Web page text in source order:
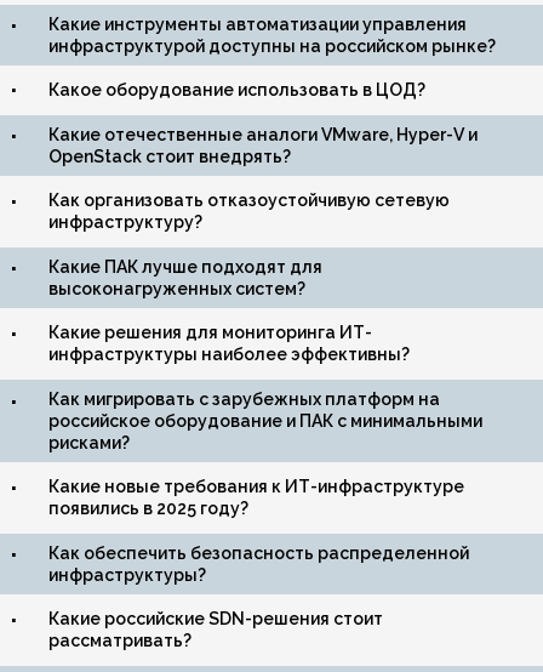
Какие инструменты автоматизации управления
инфраструктурой доступны на российском рынке?
Какое оборудование использовать в ЦОД?
Какие отечественные аналоги VMware, Hyper-V и
OpenStack стоит внедрять?
Как организовать отказоустойчивую сетевую
инфраструктуру?
Какие ПАК лучше подходят для
высоконагруженных систем?
Какие решения для мониторинга ИТ-
инфраструктуры наиболее эффективны?
Как мигрировать с зарубежных платформ на
российское оборудование и ПАК с минимальными
рисками?
Какие новые требования к ИТ-инфраструктуре
появились в 2025 году?
Как обеспечить безопасность распределенной
инфраструктуры?
Какие российские SDN-решения стоит
рассматривать?